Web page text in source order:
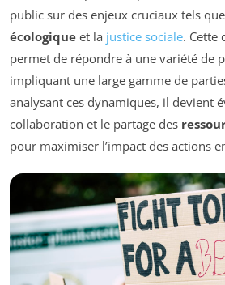
public sur des enjeux cruciaux tels
écologique et la justice sociale. Cette
permet de répondre à une variété de
impliquant une large gamme de
analysant ces dynamiques, il devient
collaboration et le partage des
pour maximiser l’impact des actions